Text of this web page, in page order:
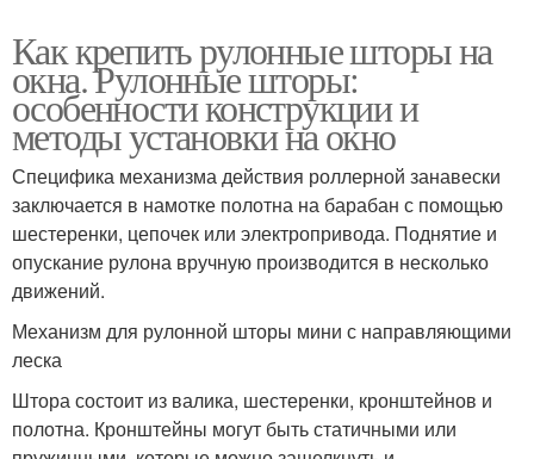
Как крепить рулонные шторы на
окна. Рулонные шторы:
особенности конструкции и
методы установки на окно
Специфика механизма действия роллерной занавески
заключается в намотке полотна на барабан с помощью
шестеренки, цепочек или электропривода. Поднятие и
опускание рулона вручную производится в несколько
движений.
Механизм для рулонной шторы мини с направляющими
леска
Штора состоит из валика, шестеренки, кронштейнов и
полотна. Кронштейны могут быть статичными или